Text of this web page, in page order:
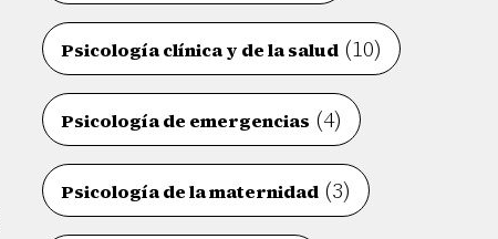
Psicología clínica y de la salud (10)
Psicología de emergencias (4)
Psicología de la maternidad (3)